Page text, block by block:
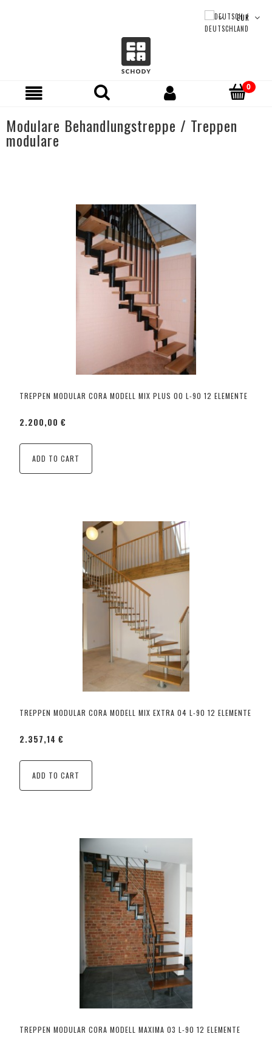
Modulare Behandlungstreppe / Treppen
modulare
TREPPEN MODULAR CORA MODELL MIX PLUS 00 L-90 12 ELEMENTE
2.200,00 €
ADD TO CART
TREPPEN MODULAR CORA MODELL MIX EXTRA 04 L-90 12 ELEMENTE
2.357,14 €
ADD TO CART
TREPPEN MODULAR CORA MODELL MAXIMA 03 L-90 12 ELEMENTE